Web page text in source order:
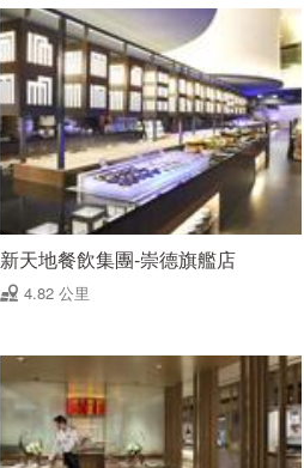
新天地餐飲集團-崇德旗艦店
4.82 公里